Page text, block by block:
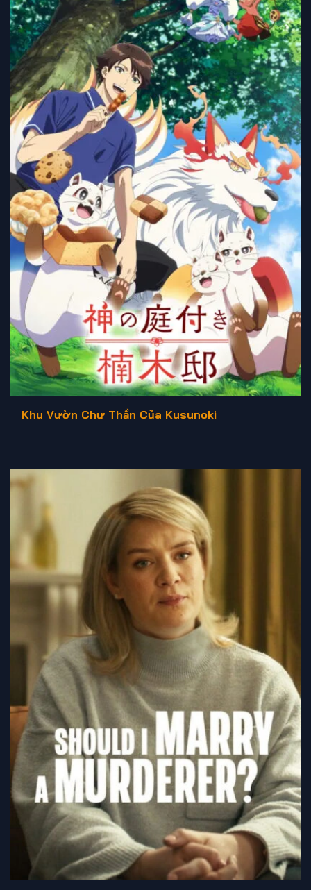
Khu Vườn Chư Thần Của Kusunoki